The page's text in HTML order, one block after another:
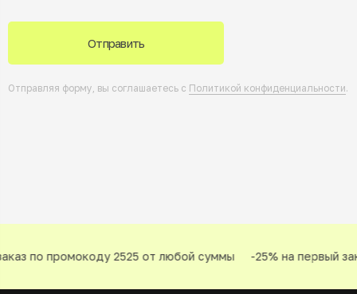
Отправить
Отправляя форму, вы соглашаетесь с Политикой конфиденциальности.
по промокоду 2525 от любой суммы -25% на первый